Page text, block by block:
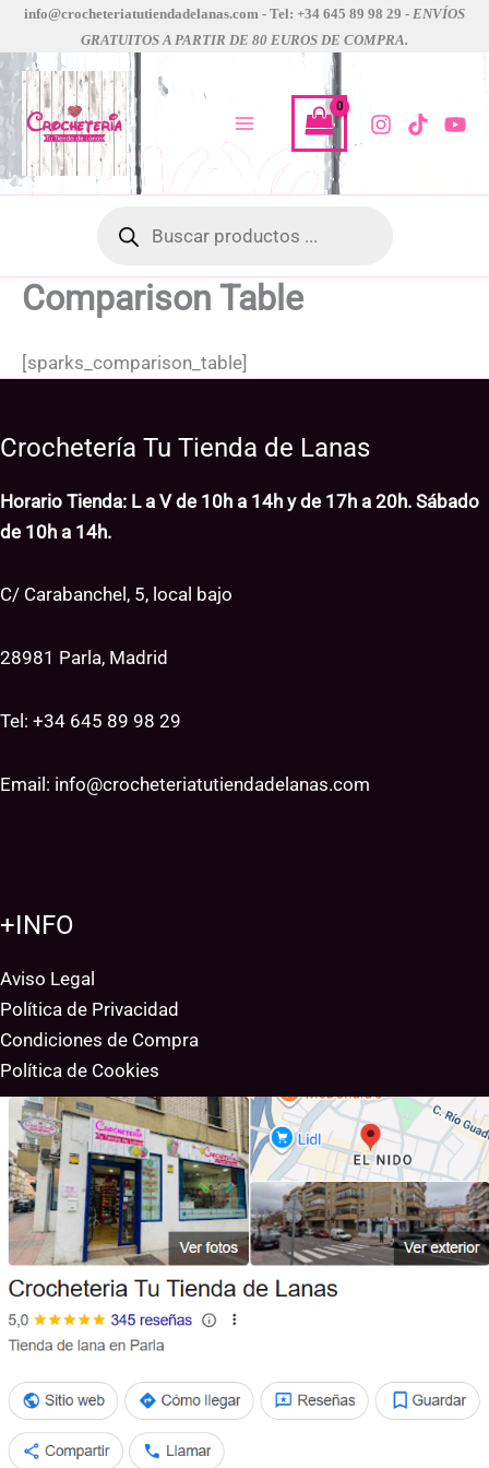
contenido
info@crocheteriatutiendadelanas.com - Tel: +34 645 89 98 29 - ENVÍOS
GRATUITOS A PARTIR DE 80 EUROS DE COMPRA.
productos
Comparison Table
[sparks_comparison_table]
Crochetería Tu Tienda de Lanas
Horario Tienda: L a V de 10h a 14h y de 17h a 20h. Sábado
de 10h a 14h.
C/ Carabanchel, 5, local bajo
28981 Parla, Madrid
Tel: +34 645 89 98 29
Email: info@crocheteriatutiendadelanas.com
+INFO
Aviso Legal
Política de Privacidad
Condiciones de Compra
Política de Cookies